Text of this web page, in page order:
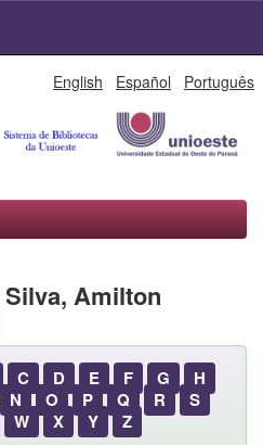
English Español Português
Silva, Amilton
C D E F G
H
N O P Q R
S
W X Y Z